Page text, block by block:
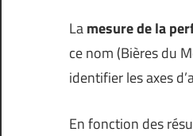
Lamesure de la
ce nom (Bières du
identifier les axes
En fonction des